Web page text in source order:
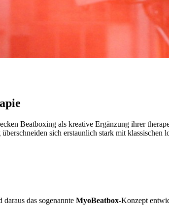
Beatboxing als kreative Ergänzung ihrer
sich erstaunlich stark mit klassischen
das sogenannte MyoBeatbox-Konzept